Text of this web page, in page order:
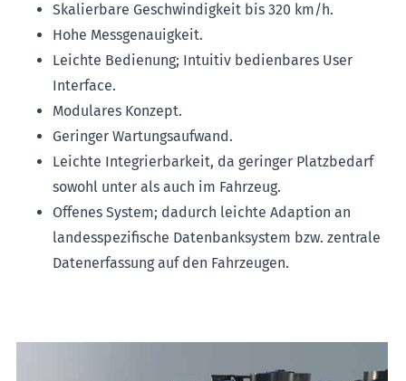
Skalierbare Geschwindigkeit bis 320 km/h.
Hohe Messgenauigkeit.
Leichte Bedienung; Intuitiv bedienbares User
Interface.
Modulares Konzept.
Geringer Wartungsaufwand.
Leichte Integrierbarkeit, da geringer Platzbedarf
sowohl unter als auch im Fahrzeug.
Offenes System; dadurch leichte Adaption an
landesspezifische Datenbanksystem bzw. zentrale
Datenerfassung auf den Fahrzeugen.